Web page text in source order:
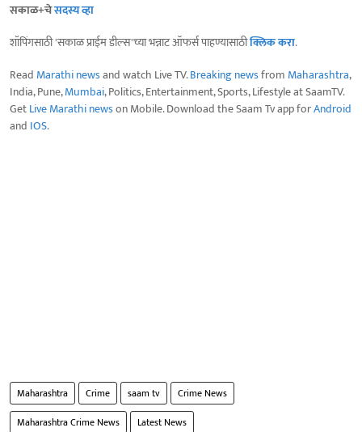
सकाळ+चेसदस्य व्हा
शॉपिंगसाठी 'सकाळ प्राईम डील्स'च्या भन्नाट ऑफर्स पाहण्यासाठीक्लिक करा.
Read Marathi newsand watch Live TV.Breaking newsfrom Maharashtra,
India, Pune,Mumbai, Politics, Entertainment, Sports, Lifestyle at SaamTV.
GetLive Marathi newson Mobile. Download the Saam Tv app forAndroid
and IOS.
Maharashtra Crime saam tv
Crime News
Maharashtra Crime News
Latest News